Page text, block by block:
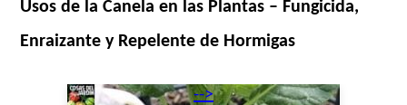
Usos de la Canela en las Plantas – Fungicida,
Enraizante y Repelente de Hormigas
-->